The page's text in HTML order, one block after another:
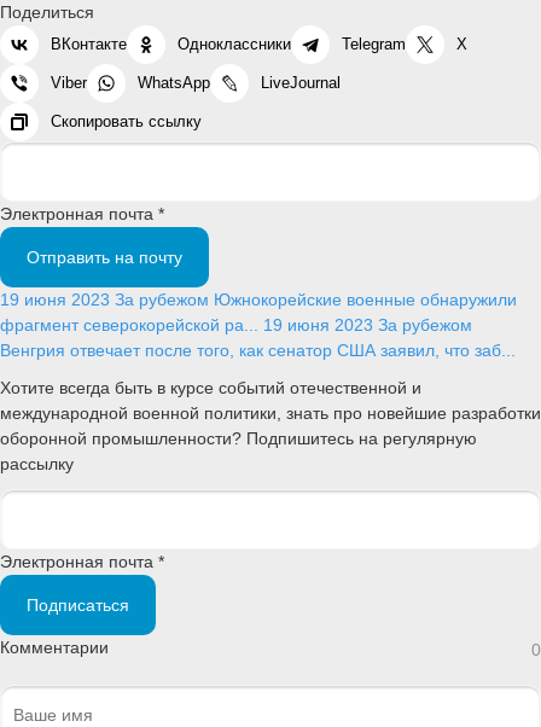
Поделиться
ВКонтакте Одноклассники Telegram X
Viber WhatsApp LiveJournal
Скопировать ссылку
Электронная почта *
Отправить на почту
19 июня 2023 За рубежом Южнокорейские военные обнаружили
фрагмент северокорейской ра... 19 июня 2023 За рубежом
Венгрия отвечает после того, как сенатор США заявил, что заб...
Хотите всегда быть в курсе событий отечественной и
международной военной политики, знать про новейшие разработки
оборонной промышленности? Подпишитесь на регулярную
рассылку
Электронная почта *
Подписаться
Комментарии 0